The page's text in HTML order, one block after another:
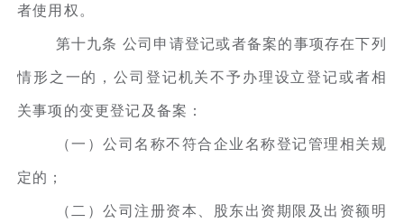
者使用权。
第十九条 公司申请登记或者备案的事项存在下列
情形之一的，公司登记机关不予办理设立登记或者相
关事项的变更登记及备案：
（一）公司名称不符合企业名称登记管理相关规
定的；
（二）公司注册资本、股东出资期限及出资额明